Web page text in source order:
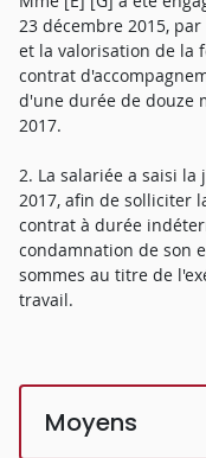
23 décembre 2015,
et la valorisation de la
contrat
d'une durée de douze
2017.
2. La salariée a saisi
2017, afin de solliciter
contrat à durée
condamnation de son
sommes au titre de
travail.
Moyens